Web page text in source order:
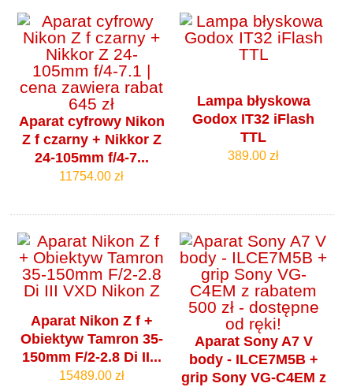
Aparat cyfrowy Nikon
Z f czarny + Nikkor Z
24-105mm f/4‑7...
11754.00 zł
Lampa błyskowa
Godox IT32 iFlash
TTL
389.00 zł
Aparat Nikon Z f +
Obiektyw Tamron 35-
150mm F/2-2.8 Di II...
15489.00 zł
Aparat Sony A7 V
body - ILCE7M5B +
grip Sony VG-C4EM z